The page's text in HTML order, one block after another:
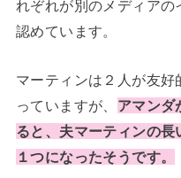
れぞれが別のメディア
認めています。
マーティンは２人が友好
っていますが、 アマンダ
ると、夫マーティンの
１つになったそうです。